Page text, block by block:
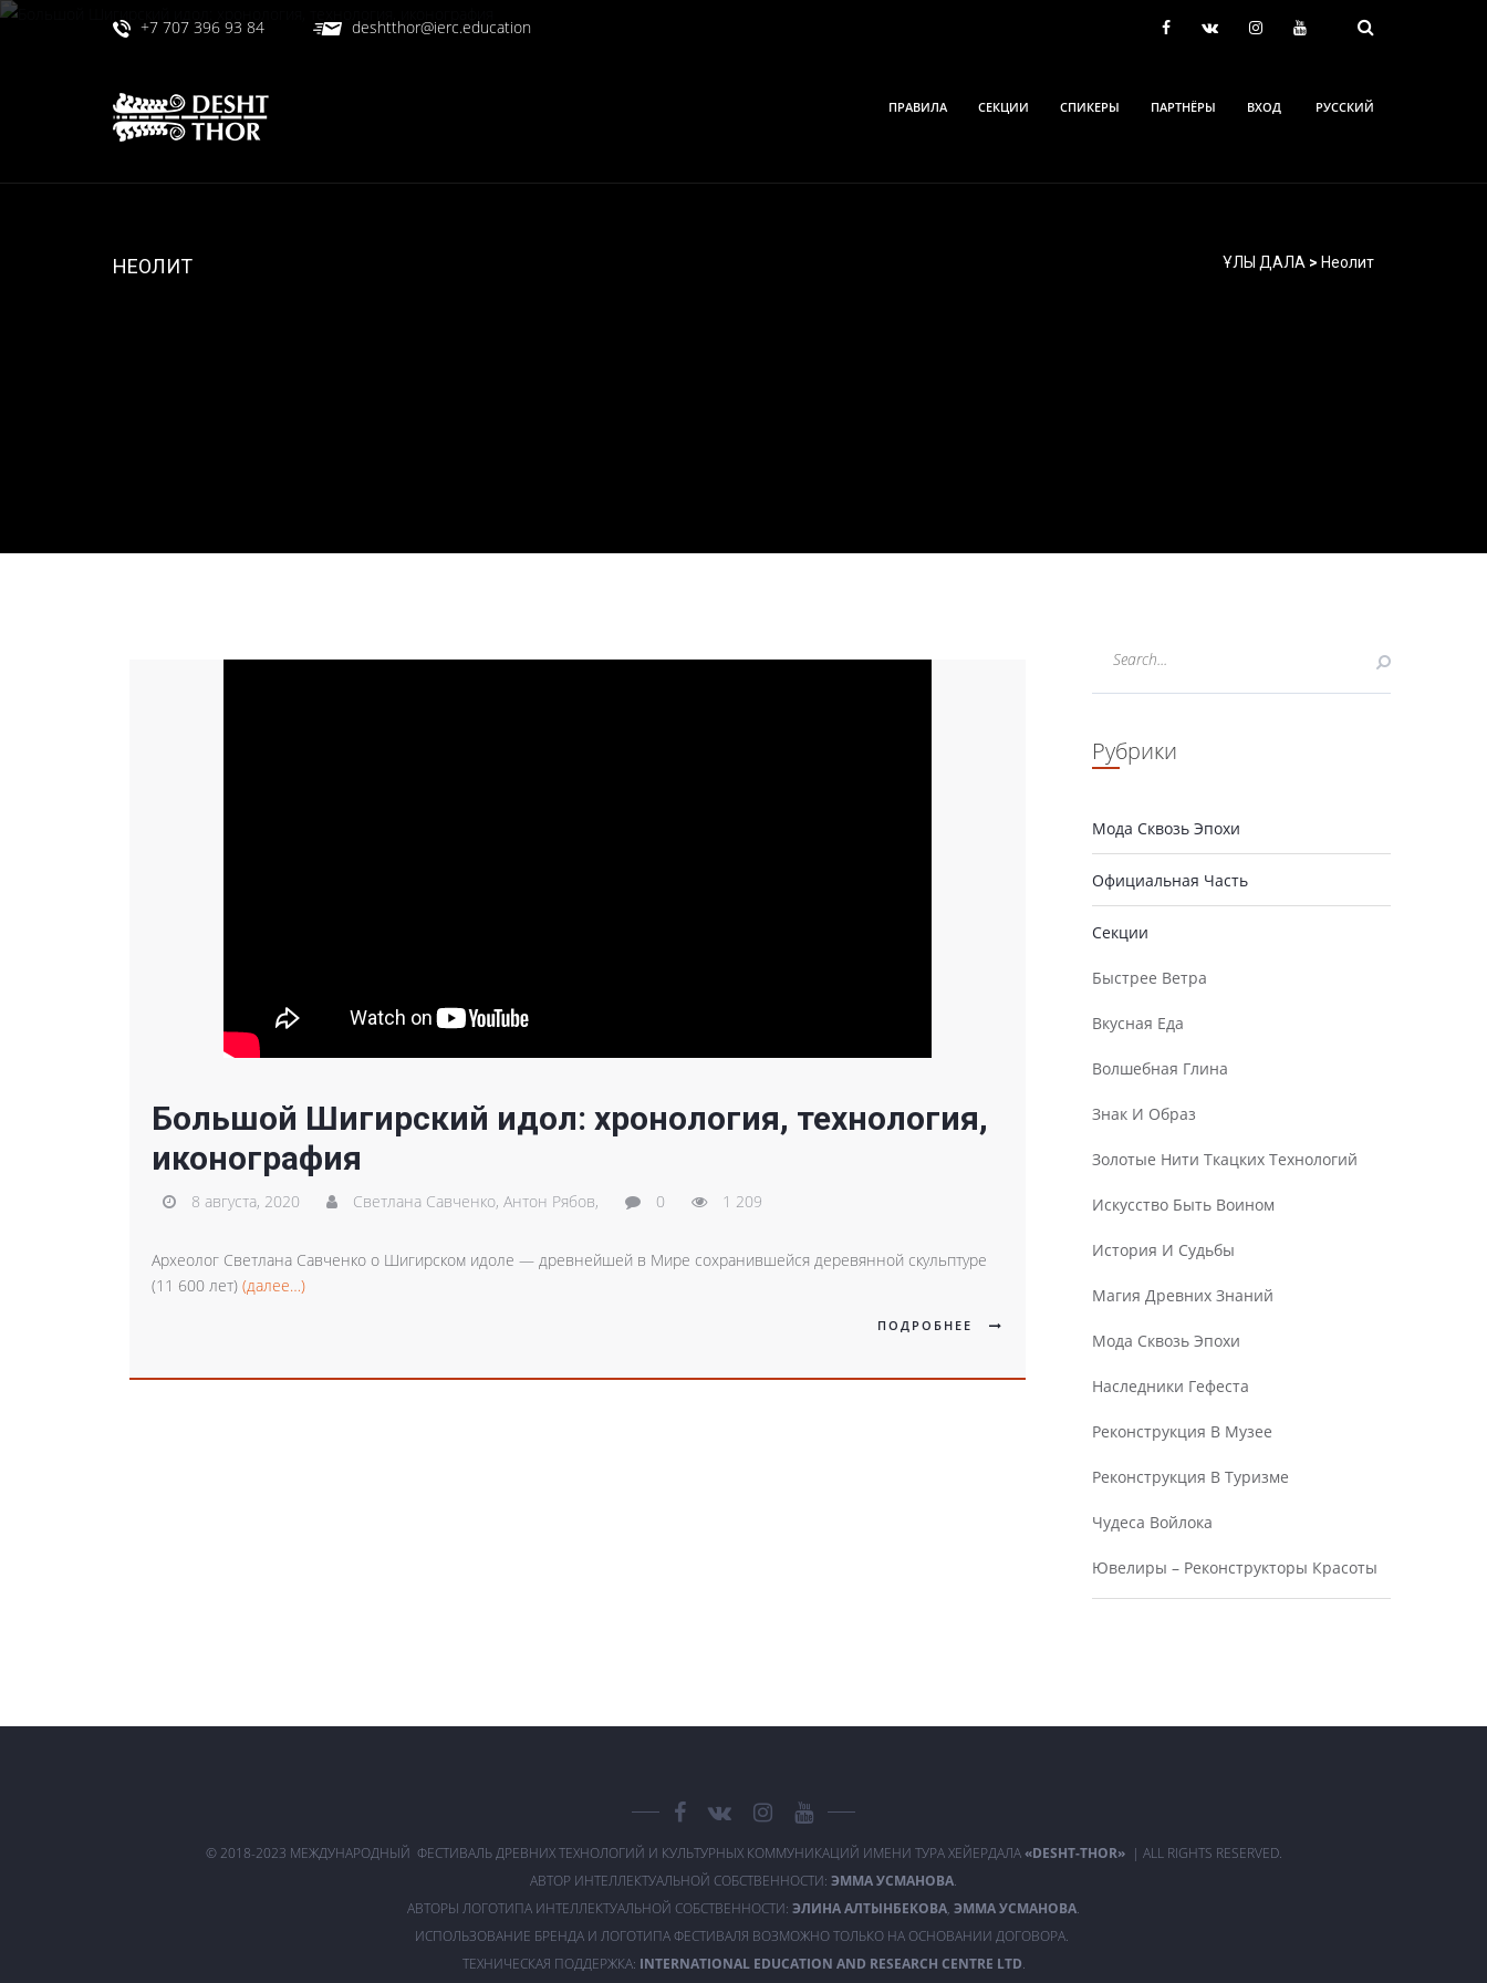
+7 707 396 93 84 deshtthor@ierc.education
ПРАВИЛА СЕКЦИИ СПИКЕРЫ ПАРТНЁРЫ ВХОД РУССКИЙ
НЕОЛИТ ҰЛЫ ДАЛА > Неолит
Большой Шигирский идол: хронология, технология,
иконография
8 августа, 2020 Светлана Савченко, Антон Рябов, 0 1 209
Археолог Светлана Савченко о Шигирском идоле — древнейшей в Мире сохранившейся деревянной скульптуре
(11 600 лет) (далее…)
ПОДРОБНЕЕ
Рубрики
Мода Сквозь Эпохи
Официальная Часть
Секции
Быстрее Ветра
Вкусная Еда
Волшебная Глина
Знак И Образ
Золотые Нити Ткацких Технологий
Искусство Быть Воином
История И Судьбы
Магия Древних Знаний
Мода Сквозь Эпохи
Наследники Гефеста
Реконструкция В Музее
Реконструкция В Туризме
Чудеса Войлока
Ювелиры – Реконструкторы Красоты
© 2018-2023 МЕЖДУНАРОДНЫЙ ФЕСТИВАЛЬ ДРЕВНИХ ТЕХНОЛОГИЙ И КУЛЬТУРНЫХ КОММУНИКАЦИЙ ИМЕНИ ТУРА ХЕЙЕРДАЛА«DESHT-THOR»| ALL RIGHTS RESERVED.
АВТОР ИНТЕЛЛЕКТУАЛЬНОЙ СОБСТВЕННОСТИ: ЭММА УСМАНОВА.
АВТОРЫ ЛОГОТИПА ИНТЕЛЛЕКТУАЛЬНОЙ СОБСТВЕННОСТИ: ЭЛИНА АЛТЫНБЕКОВА, ЭММА УСМАНОВА.
ИСПОЛЬЗОВАНИЕ БРЕНДА И ЛОГОТИПА ФЕСТИВАЛЯ ВОЗМОЖНО ТОЛЬКО НА ОСНОВАНИИ ДОГОВОРА.
ТЕХНИЧЕСКАЯ ПОДДЕРЖКА: INTERNATIONAL EDUCATION AND RESEARCH CENTRE LTD.